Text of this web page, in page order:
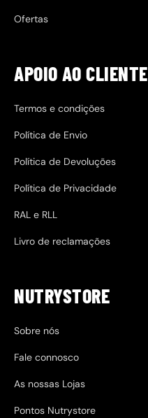
Ofertas
APOIO AO CLIENTE
Termos e condições
Política de Envio
Política de Devoluções
Política de Privacidade
RAL e RLL
Livro de reclamações
NUTRYSTORE
Sobre nós
Fale connosco
As nossas Lojas
Pontos Nutrystore